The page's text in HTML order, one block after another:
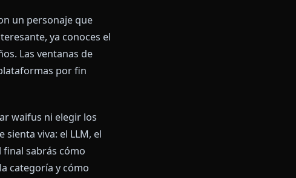
con un personaje que
giro interesante, ya conoces el
dos años. Las ventanas de
y las plataformas por fin